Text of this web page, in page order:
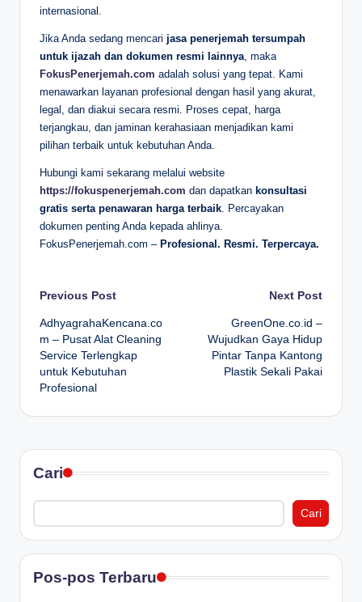
internasional.
Jika Anda sedang mencari jasa penerjemah tersumpah
untuk ijazah dan dokumen resmi lainnya, maka
FokusPenerjemah.com adalah solusi yang tepat. Kami
menawarkan layanan profesional dengan hasil yang akurat,
legal, dan diakui secara resmi. Proses cepat, harga
terjangkau, dan jaminan kerahasiaan menjadikan kami
pilihan terbaik untuk kebutuhan Anda.
Hubungi kami sekarang melalui website
https://fokuspenerjemah.com dan dapatkan konsultasi
gratis serta penawaran harga terbaik. Percayakan
dokumen penting Anda kepada ahlinya.
FokusPenerjemah.com – Profesional. Resmi. Terpercaya.
Post
navigation
Previous Post
AdhyagrahaKencana.co
m – Pusat Alat Cleaning
Service Terlengkap
untuk Kebutuhan
Profesional
Next Post
GreenOne.co.id –
Wujudkan Gaya Hidup
Pintar Tanpa Kantong
Plastik Sekali Pakai
Cari
Cari
Pos-pos Terbaru